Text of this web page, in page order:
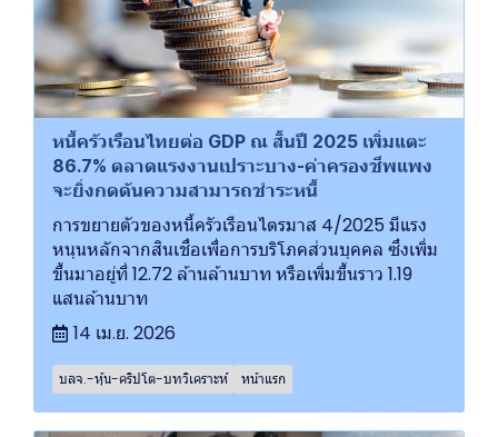
หนี้ครัวเรือนไทยต่อ GDP ณ สิ้นปี 2025 เพิ่มแตะ
86.7% ตลาดแรงงานเปราะบาง-ค่าครองชีพแพง
จะยิ่งกดดันความสามารถชำระหนี้
การขยายตัวของหนี้ครัวเรือนไตรมาส 4/2025 มีแรง
หนุนหลักจากสินเชื่อเพื่อการบริโภคส่วนบุคคล ซึ่งเพิ่ม
ขึ้นมาอยู่ที่ 12.72 ล้านล้านบาท หรือเพิ่มขึ้นราว 1.19
แสนล้านบาท
14 เม.ย. 2026
บลจ.-หุ้น-คริปโต-บทวิเคราะห์ หน้าแรก